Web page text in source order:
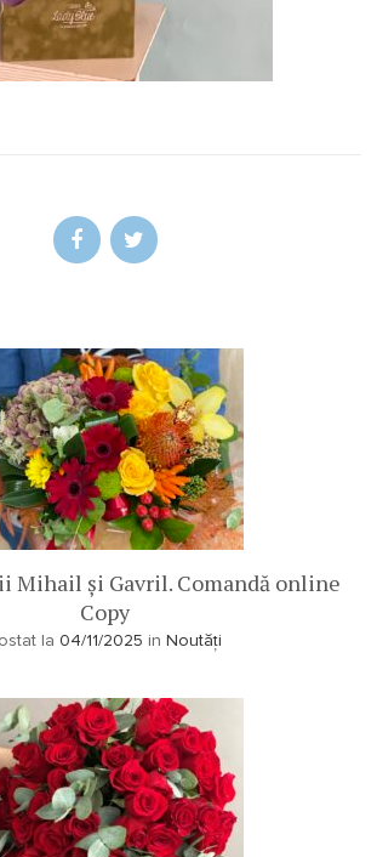
Mihail și Gavril. Comandă online
Copy
la 04/11/2025 in Noutăți